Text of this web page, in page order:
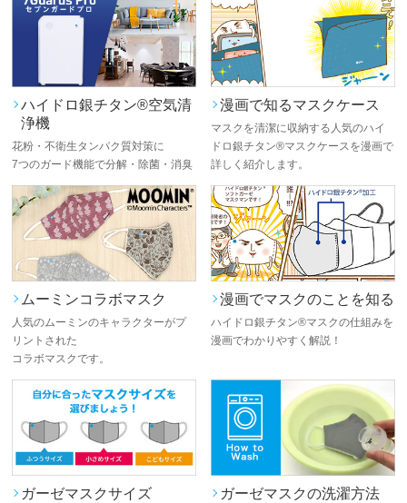
ハイドロ銀チタン®空気清
浄機
花粉・不衛生タンパク質対策に
7つのガード機能で分解・除菌・消臭
漫画で知るマスクケース
マスクを清潔に収納する人気のハイ
ドロ銀チタン®マスクケースを漫画で
詳しく紹介します。
ムーミンコラボマスク
人気のムーミンのキャラクターがプ
リントされた
コラボマスクです。
漫画でマスクのことを知る
ハイドロ銀チタン®マスクの仕組みを
漫画でわかりやすく解説！
ガーゼマスクサイズ ガーゼマスクの洗濯方法